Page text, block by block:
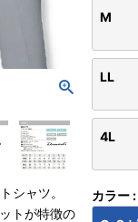
シャツ。
トが特徴の
M
LL
4L
カラー